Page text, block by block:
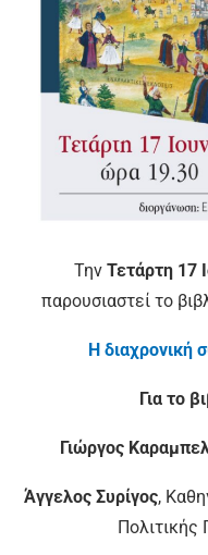
Την Τετάρτη 17
παρουσιαστεί το
Η διαχρονική
Για το
Γιώργος
Άγγελος Συρίγος,
Πολιτικής